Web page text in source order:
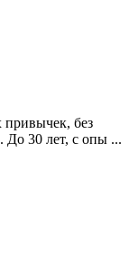
без
30 лет, с опы ...